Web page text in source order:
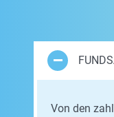
Von den